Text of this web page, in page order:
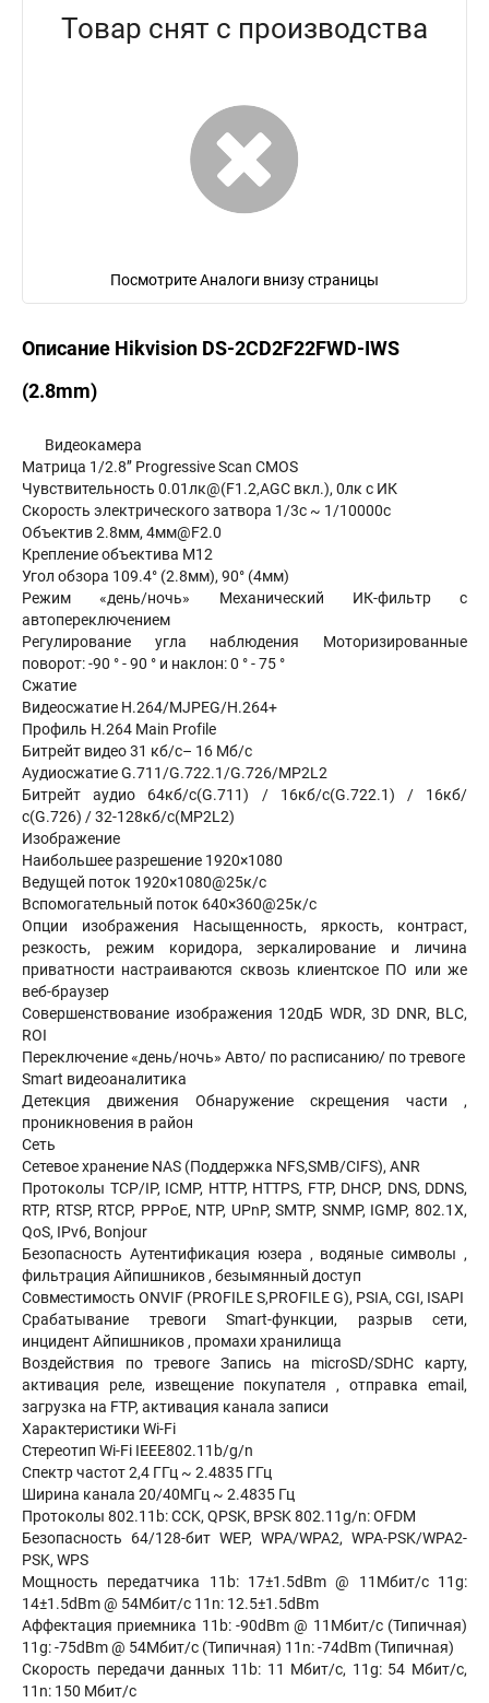
Товар снят с производства
Посмотрите Аналоги внизу страницы
Описание Hikvision DS-2CD2F22FWD-IWS
(2.8mm)
Видеокамера
Матрица 1/2.8’’ Progressive Scan CMOS
Чувствительность 0.01лк@(F1.2,AGC вкл.), 0лк с ИК
Скорость электрического затвора 1/3с ~ 1/10000с
Объектив 2.8мм, 4мм@F2.0
Крепление объектива M12
Угол обзора 109.4° (2.8мм), 90° (4мм)
Режим «день/ночь» Механический ИК-фильтр с
автопереключением
Регулирование угла наблюдения Моторизированные
поворот: -90 ° - 90 ° и наклон: 0 ° - 75 °
Сжатие
Видеосжатие H.264/MJPEG/H.264+
Профиль H.264 Main Profile
Битрейт видео 31 кб/с– 16 Мб/с
Аудиосжатие G.711/G.722.1/G.726/MP2L2
Битрейт аудио 64кб/с(G.711) / 16кб/с(G.722.1) / 16кб/
с(G.726) / 32-128кб/с(MP2L2)
Изображение
Наибольшее разрешение 1920×1080
Ведущей поток 1920×1080@25к/с
Вспомогательный поток 640×360@25к/с
Опции изображения Насыщенность, яркость, контраст,
резкость, режим коридора, зеркалирование и личина
приватности настраиваются сквозь клиентское ПО или же
веб-браузер
Совершенствование изображения 120дБ WDR, 3D DNR, BLC,
ROI
Переключение «день/ночь» Авто/ по расписанию/ по тревоге
Smart видеоаналитика
Детекция движения Обнаружение скрещения части ,
проникновения в район
Сеть
Сетевое хранение NAS (Поддержка NFS,SMB/CIFS), ANR
Протоколы TCP/IP, ICMP, HTTP, HTTPS, FTP, DHCP, DNS, DDNS,
RTP, RTSP, RTCP, PPPoE, NTP, UPnP, SMTP, SNMP, IGMP, 802.1X,
QoS, IPv6, Bonjour
Безопасность Аутентификация юзера , водяные символы ,
фильтрация Айпишников , безымянный доступ
Совместимость ONVIF (PROFILE S,PROFILE G), PSIA, CGI, ISAPI
Срабатывание тревоги Smart-функции, разрыв сети,
инцидент Айпишников , промахи хранилища
Воздействия по тревоге Запись на microSD/SDHC карту,
активация реле, извещение покупателя , отправка email,
загрузка на FTP, активация канала записи
Характеристики Wi-Fi
Стереотип Wi-Fi IEEE802.11b/g/n
Спектр частот 2,4 ГГц ~ 2.4835 ГГц
Ширина канала 20/40МГц ~ 2.4835 Гц
Протоколы 802.11b: CCK, QPSK, BPSK 802.11g/n: OFDM
Безопасность 64/128-бит WEP, WPA/WPA2, WPA-PSK/WPA2-
PSK, WPS
Мощность передатчика 11b: 17±1.5dBm @ 11Мбит/с 11g:
14±1.5dBm @ 54Мбит/с 11n: 12.5±1.5dBm
Аффектация приемника 11b: -90dBm @ 11Мбит/с (Типичная)
11g: -75dBm @ 54Мбит/с (Типичная) 11n: -74dBm (Типичная)
Скорость передачи данных 11b: 11 Мбит/с, 11g: 54 Мбит/с,
11n: 150 Мбит/с